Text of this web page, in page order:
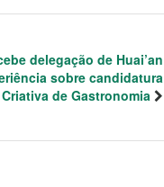
delegação de Huai’an
sobre candidatura
de Gastronomia